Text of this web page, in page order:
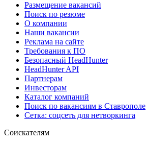
Размещение вакансий
Поиск по резюме
О компании
Наши вакансии
Реклама на сайте
Требования к ПО
Безопасный HeadHunter
HeadHunter API
Партнерам
Инвесторам
Каталог компаний
Поиск по вакансиям в Ставрополе
Сетка: соцсеть для нетворкинга
Соискателям